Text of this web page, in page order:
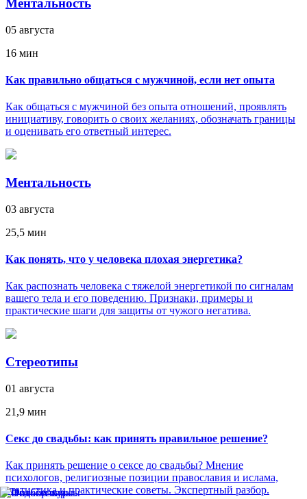
Ментальность
05 августа
16 мин
Как правильно общаться с мужчиной, если нет опыта
Как общаться с мужчиной без опыта отношений, проявлять
инициативу, говорить о своих желаниях, обозначать границы
и оценивать его ответный интерес.
Ментальность
03 августа
25,5 мин
Как понять, что у человека плохая энергетика?
Как распознать человека с тяжелой энергетикой по сигналам
вашего тела и его поведению. Признаки, примеры и
практические шаги для защиты от чужого негатива.
Стереотипы
01 августа
21,9 мин
Секс до свадьбы: как принять правильное решение?
Как принять решение о сексе до свадьбы? Мнение
психологов, религиозные позиции православия и ислама,
статистика и практические советы. Экспертный разбор.